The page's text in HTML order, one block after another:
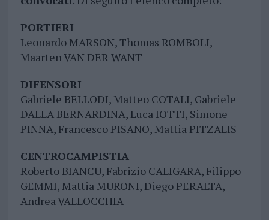
PORTIERI
Leonardo MARSON, Thomas ROMBOLI,
Maarten VAN DER WANT
DIFENSORI
Gabriele BELLODI, Matteo COTALI, Gabriele
DALLA BERNARDINA, Luca IOTTI, Simone
PINNA, Francesco PISANO, Mattia PITZALIS
CENTROCAMPISTIA
Roberto BIANCU, Fabrizio CALIGARA, Filippo
GEMMI, Mattia MURONI, Diego PERALTA,
Andrea VALLOCCHIA